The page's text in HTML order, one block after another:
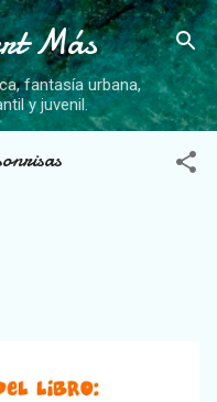
Más
fantasía urbana,
y juvenil.